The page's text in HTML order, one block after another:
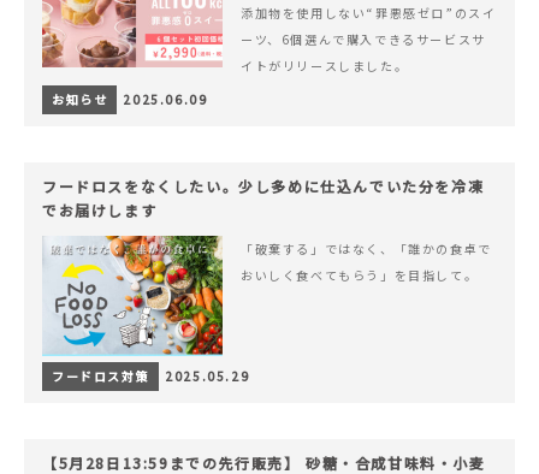
添加物を使用しない“罪悪感ゼロ”のスイ
ーツ、6個選んで購入できるサービスサ
イトがリリースしました。
お知らせ
2025.06.09
フードロスをなくしたい。少し多めに仕込んでいた分を冷凍
でお届けします
「破棄する」ではなく、「誰かの食卓で
おいしく食べてもらう」を目指して。
フードロス対策 2025.05.29
【5月28日13:59までの先行販売】 砂糖・合成甘味料・小麦